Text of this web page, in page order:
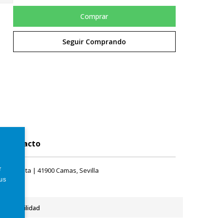
Comprar
Seguir Comprando
Contacto
Plata | 41900 Camas, Sevilla
Accesibilidad